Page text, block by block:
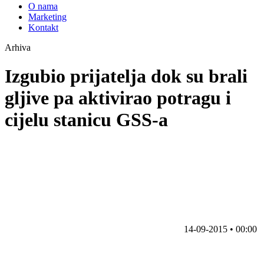
O nama
Marketing
Kontakt
Arhiva
Izgubio prijatelja dok su brali
gljive pa aktivirao potragu i
cijelu stanicu GSS-a
14-09-2015 • 00:00